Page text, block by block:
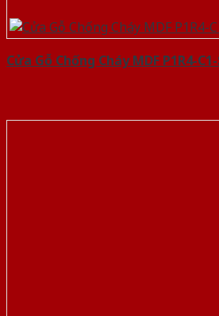
Cửa Gỗ Chống Cháy MDF P1R4-C1-